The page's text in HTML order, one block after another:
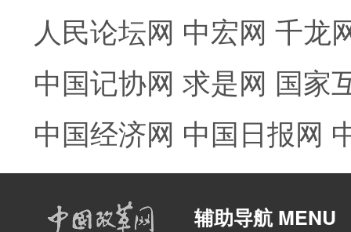
人民论坛网 中宏网 千龙
中国记协网 求是网 国家
中国经济网 中国日报网
辅助导航 MENU